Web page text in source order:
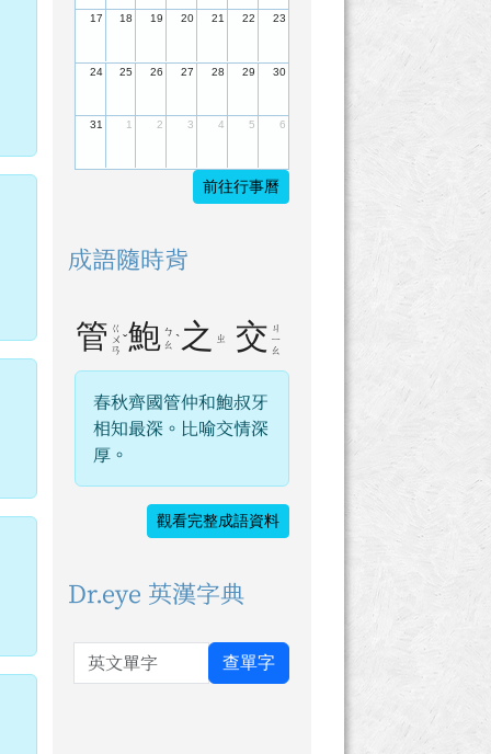
17 18 19 20 21 22 23
24 25 26 27 28 29 30
31 1 2 3 4 5 6
前往行事曆
成語隨時背
管 ㄍ
ㄨ
ㄢ
ˇ鮑 ㄅ
ㄠ ˋ 之 ㄓ 交 ㄐ
ㄧ
ㄠ
春秋齊國管仲和鮑叔牙
相知最深。比喻交情深
厚。
觀看完整成語資料
Dr.eye 英漢字典
英文單字 查單字